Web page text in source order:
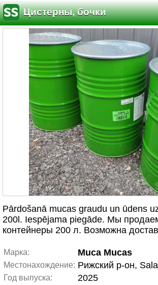
Цистерны, бочки
Pārdošanā mucas graudu un ūdens
200l. Iespējama piegāde. Мы
контейнеры 200 л. Возможна
Марка: Muca Mucas
Местонахождение: Рижский р-он,
Год выпуска: 2025